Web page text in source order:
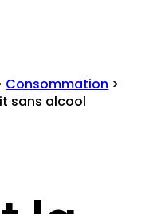
Consommation >
sans alcool